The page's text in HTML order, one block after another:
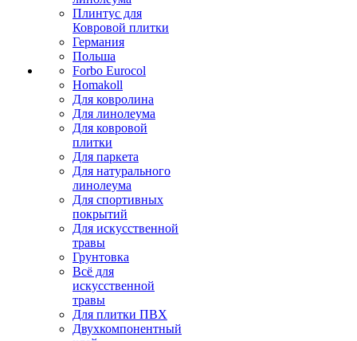
Плинтус для
Ковровой плитки
Германия
Польша
Forbo Eurocol
Homakoll
Для ковролина
Для линолеума
Для ковровой
плитки
Для паркета
Для натурального
линолеума
Для спортивных
покрытий
Для искусственной
травы
Грунтовка
Всё для
искусственной
травы
Для плитки ПВХ
Двухкомпонентный